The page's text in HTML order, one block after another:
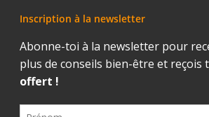
Inscription à la newsletter